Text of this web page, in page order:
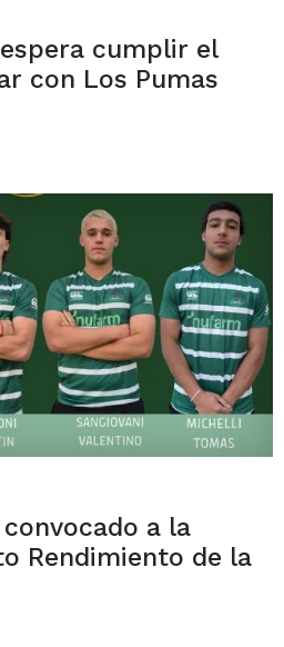
cumplir el
con Los Pumas
a la
Rendimiento de la